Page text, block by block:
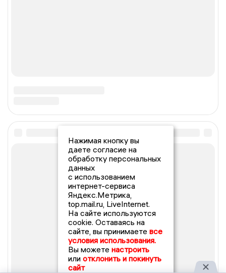
Нажимая кнопку вы
даете согласие на
обработку персональных
данных
с использованием
интернет-сервиса
Яндекс.Метрика,
top.mail.ru, LiveInternet.
На сайте используются
cookie. Оставаясь на
сайте, вы принимаете все
условия использования.
Вы можете настроить
или отклонить и покинуть
сайт